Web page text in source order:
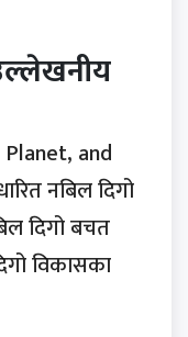
उल्लेखनीय
Planet, and
नबिल दिगो
दिगो बचत
विकासका